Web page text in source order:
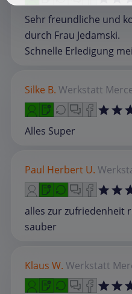
Sehr freundliche und
durch Frau Jedamski.
Schnelle Erledigung
Silke B. Werkstatt
Alles Super
Paul Herbert U.
alles zur zufriedenheit
sauber
Klaus W. Werkstatt